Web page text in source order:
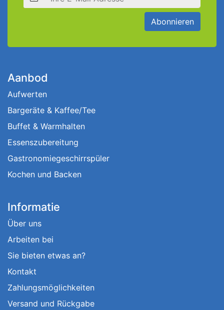
Abonnieren
Aanbod
Aufwerten
Bargeräte & Kaffee/Tee
Buffet & Warmhalten
Essenszubereitung
Gastronomiegeschirrspüler
Kochen und Backen
Informatie
Über uns
Arbeiten bei
Sie bieten etwas an?
Kontakt
Zahlungsmöglichkeiten
Versand und Rückgabe